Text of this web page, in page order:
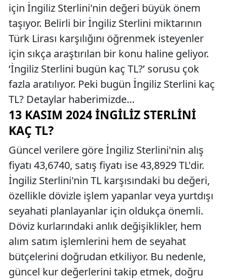
için İngiliz Sterlini'nin değeri büyük önem
taşıyor. Belirli bir İngiliz Sterlini miktarının
Türk Lirası karşılığını öğrenmek isteyenler
için sıkça araştırılan bir konu haline geliyor.
‘İngiliz Sterlini bugün kaç TL?’ sorusu çok
fazla aratılıyor. Peki bugün İngiliz Sterlini kaç
TL? Detaylar haberimizde…
13 KASIM 2024 İNGILIZ STERLINI
KAÇ TL?
Güncel verilere göre İngiliz Sterlini'nin alış
fiyatı 43,6740, satış fiyatı ise 43,8929 TL'dir.
İngiliz Sterlini'nin TL karşısındaki bu değeri,
özellikle dövizle işlem yapanlar veya yurtdışı
seyahati planlayanlar için oldukça önemli.
Döviz kurlarındaki anlık değişiklikler, hem
alım satım işlemlerini hem de seyahat
bütçelerini doğrudan etkiliyor. Bu nedenle,
güncel kur değerlerini takip etmek, doğru